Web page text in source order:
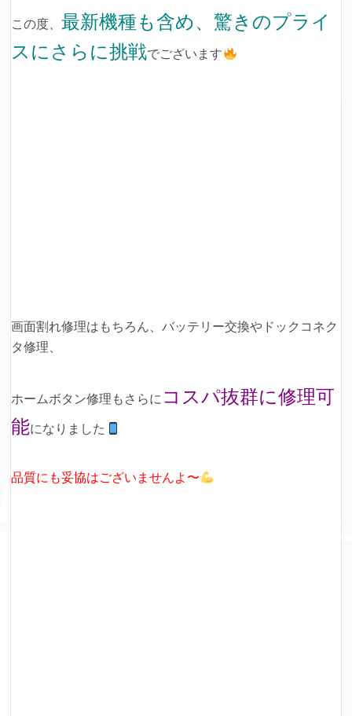
この度、最新機種も含め、驚きのプライ
スにさらに挑戦でございます
画面割れ修理はもちろん、バッテリー交換やドックコネク
タ修理、
ホームボタン修理もさらに コスパ抜群に修理可
能になりました
品質にも妥協はございませんよ〜